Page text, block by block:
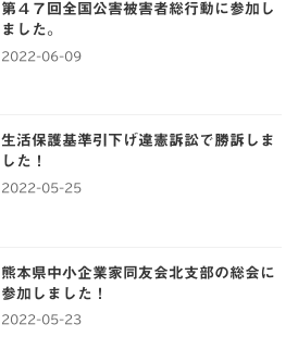
第４７回全国公害被害者総行動に参加し
ました。
2022-06-09
生活保護基準引下げ違憲訴訟で勝訴しま
した！
2022-05-25
熊本県中小企業家同友会北支部の総会に
参加しました！
2022-05-23